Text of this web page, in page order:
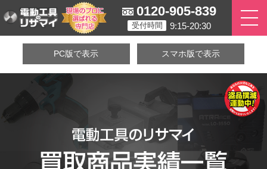
0120-905-839
受付時間 9:15-20:30
PC版で表示 スマホ版で表示